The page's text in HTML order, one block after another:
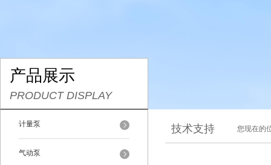
产品展示
PRODUCT DISPLAY
计量泵
气动泵
技术支持 您现在的